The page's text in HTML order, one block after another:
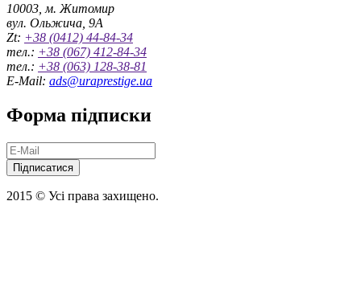
10003, м. Житомир
вул. Ольжича, 9А
Zt: +38 (0412) 44-84-34
тел.: +38 (067) 412-84-34
тел.: +38 (063) 128-38-81
E-Mail: ads@uraprestige.ua
Форма підписки
Підписатися
2015 © Усі права захищено.